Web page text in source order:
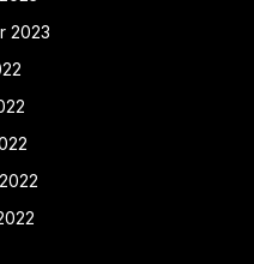
2023